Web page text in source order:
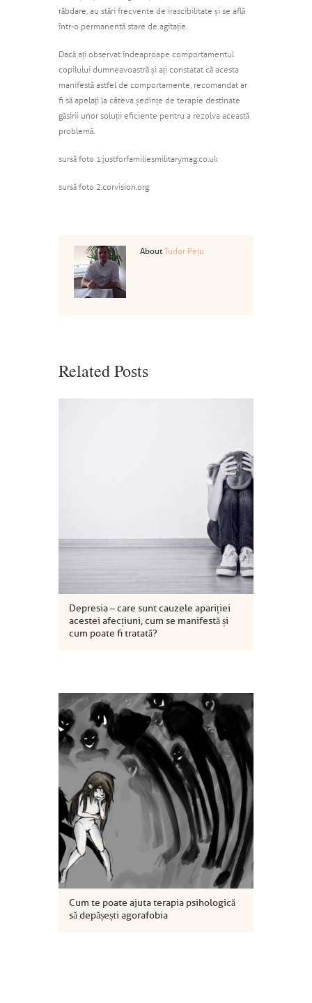
răbdare, au stări frecvente de irascibilitate și se află
într-o permanentă stare de agitație.
Dacă ați observat îndeaproape comportamentul
copilului dumneavoastră și ați constatat că acesta
manifestă astfel de comportamente, recomandat ar
fi să apelați la câteva ședințe de terapie destinate
găsirii unor soluții eficiente pentru a rezolva această
problemă.
sursă foto 1: justforfamiliesmilitarymag.co.uk
sursă foto 2: corvision.org
AboutTudor Pețu
Related Posts
Depresia – care sunt cauzele apariției
acestei afecțiuni, cum se manifestă și
cum poate fi tratată?
Cum te poate ajuta terapia psihologică
să depășești agorafobia